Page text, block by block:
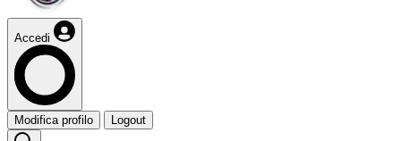
Accedi
Modifica profilo Logout